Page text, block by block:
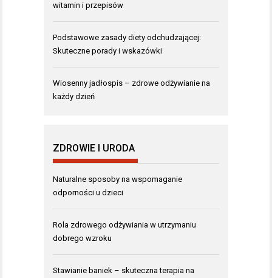
witamin i przepisów
Podstawowe zasady diety odchudzającej:
Skuteczne porady i wskazówki
Wiosenny jadłospis – zdrowe odżywianie na
każdy dzień
ZDROWIE I URODA
Naturalne sposoby na wspomaganie
odporności u dzieci
Rola zdrowego odżywiania w utrzymaniu
dobrego wzroku
Stawianie baniek – skuteczna terapia na